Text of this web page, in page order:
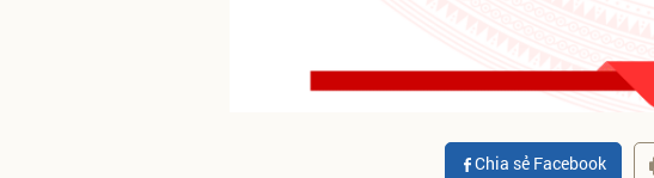
Chia sẻ Facebook